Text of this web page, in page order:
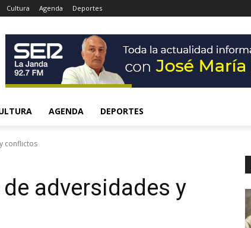
Cultura Agenda Deportes
AGENDA DEPORTES
conflictos
adversidades y